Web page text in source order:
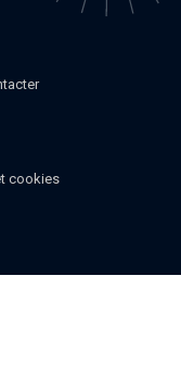
cookies